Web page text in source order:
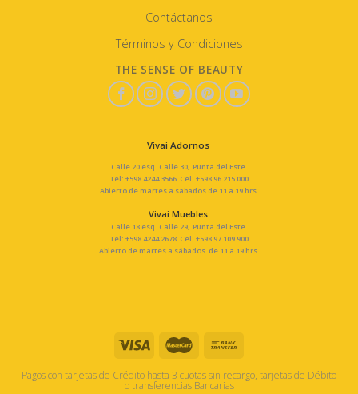
Contáctanos
Términos y Condiciones
THE SENSE OF BEAUTY
Vivai Adornos
Calle 20 esq. Calle 30, Punta del Este.
Tel: +598 4244 3566 Cel: +598 96 215 000
Abierto de martes a sabados de 11 a 19 hrs.
Vivai Muebles
Calle 18 esq. Calle 29, Punta del Este.
Tel: +598 4244 2678 Cel: +598 97 109 900
Abierto de martes a sábados de 11 a 19 hrs.
Pagos con tarjetas de Crédito hasta 3 cuotas sin recargo, tarjetas de Débito
o transferencias Bancarias